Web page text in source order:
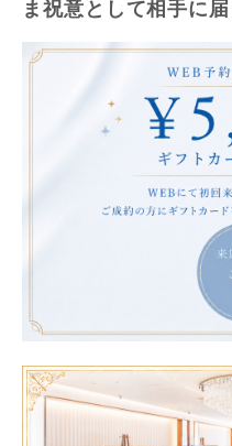
ま祝意として相手に届